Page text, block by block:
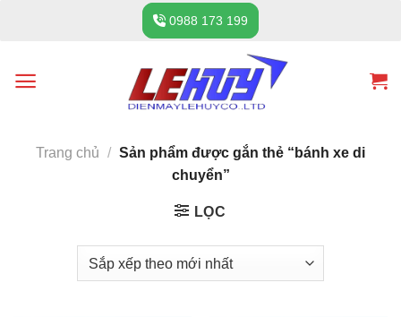
0988 173 199
Trang chủ / Sản phẩm được gắn thẻ “bánh xe di
chuyển”
LỌC